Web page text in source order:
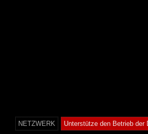
NETZWERK Unterstütze den Betrieb der